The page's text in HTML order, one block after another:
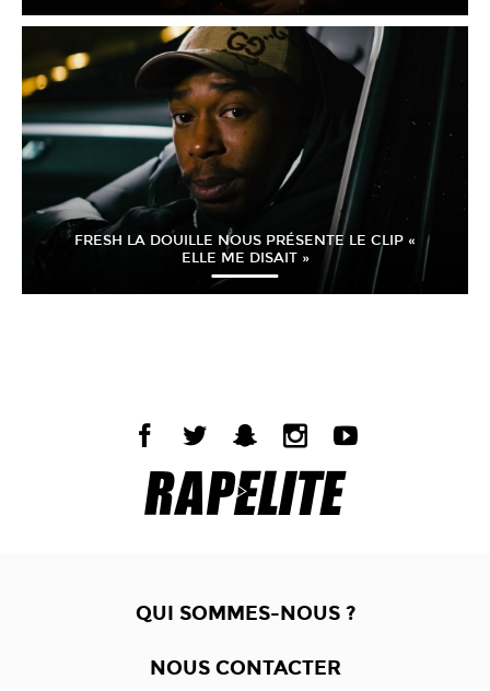
FRESH LA DOUILLE NOUS PRÉSENTE LE CLIP «
ELLE ME DISAIT »
QUI SOMMES-NOUS ?
NOUS CONTACTER